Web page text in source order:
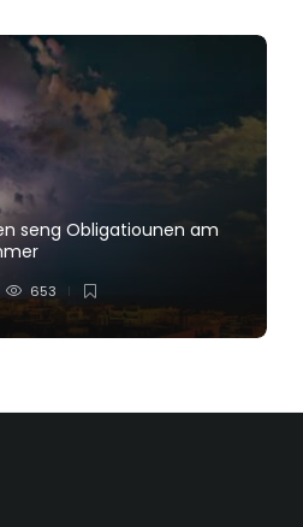
seng Obligatiounen am
653